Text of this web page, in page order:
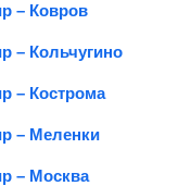
– Ковров
– Кольчугино
– Кострома
– Меленки
– Москва